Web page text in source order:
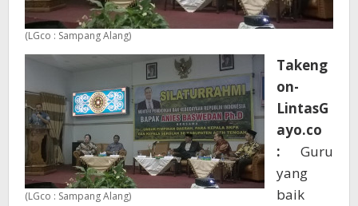
(LGco : Sampang Alang)
(LGco : Sampang Alang)
Takeng
on-
LintasG
ayo.co
: Guru
yang
baik